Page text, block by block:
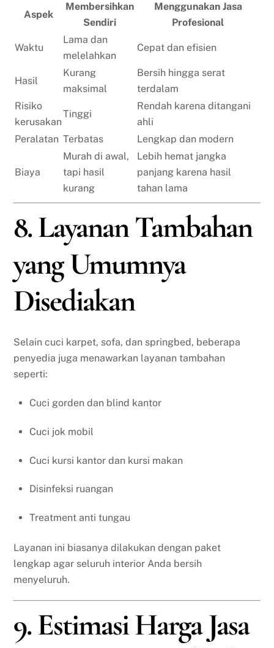
Aspek
Membersihkan
Sendiri
Menggunakan Jasa
Profesional
Waktu
Lama dan
melelahkan
Cepat dan efisien
Hasil
Kurang
maksimal
Bersih hingga serat
terdalam
Risiko
kerusakan
Tinggi
Rendah karena ditangani
ahli
Peralatan Terbatas Lengkap dan modern
Biaya
Murah di awal,
tapi hasil
kurang
Lebih hemat jangka
panjang karena hasil
tahan lama
8. Layanan Tambahan
yang Umumnya
Disediakan
Selain cuci karpet, sofa, dan springbed, beberapa
penyedia juga menawarkan layanan tambahan
seperti:
Cuci gorden dan blind kantor
Cuci jok mobil
Cuci kursi kantor dan kursi makan
Disinfeksi ruangan
Treatment anti tungau
Layanan ini biasanya dilakukan dengan paket
lengkap agar seluruh interior Anda bersih
menyeluruh.
9. Estimasi Harga Jasa